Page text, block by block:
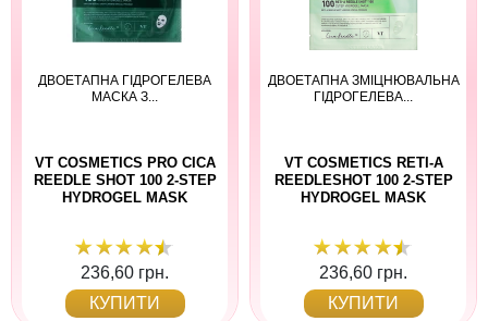
ДВОЕТАПНА ГІДРОГЕЛЕВА
МАСКА З...
VT COSMETICS PRO CICA
REEDLE SHOT 100 2-STEP
HYDROGEL MASK
236,60 грн.
КУПИТИ
ДВОЕТАПНА ЗМІЦНЮВАЛЬНА
ГІДРОГЕЛЕВА...
VT COSMETICS RETI-A
REEDLESHOT 100 2-STEP
HYDROGEL MASK
236,60 грн.
КУПИТИ